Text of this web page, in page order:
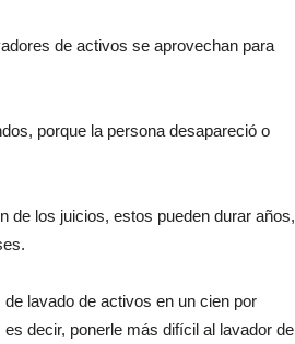
de activos se aprovechan para
porque la persona desapareció o
de los juicios, estos pueden durar años,
lavado de activos en un cien por
decir, ponerle más difícil al lavador de